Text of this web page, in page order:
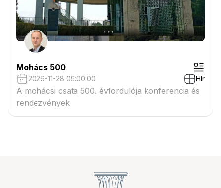
Mohács 500
2026-11-28 09:00:00 Hír
A mohácsi csata 500. évfordulója konferencia és
rendezvények